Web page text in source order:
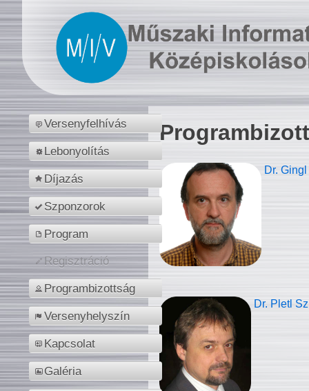
Versenyfelhívás
Lebonyolítás
Díjazás
Szponzorok
Program
Regisztráció
Programbizottság
Versenyhelyszín
Kapcsolat
Galéria
Dr.
Dr. Pletl